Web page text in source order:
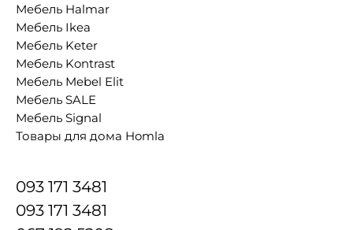
Мебель Halmar
Мебель Ikea
Мебель Keter
Мебель Kontrast
Мебель Mebel Elit
Мебель SALE
Мебель Signal
Товары для дома Homla
093 171 3481
093 171 3481